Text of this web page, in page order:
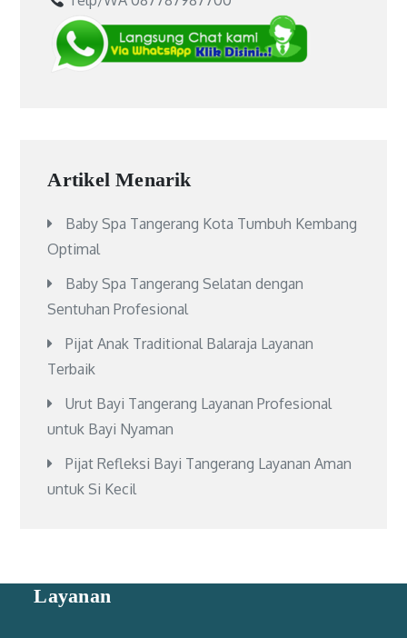
Artikel Menarik
Baby Spa Tangerang Kota Tumbuh Kembang
Optimal
Baby Spa Tangerang Selatan dengan
Sentuhan Profesional
Pijat Anak Traditional Balaraja Layanan
Terbaik
Urut Bayi Tangerang Layanan Profesional
untuk Bayi Nyaman
Pijat Refleksi Bayi Tangerang Layanan Aman
untuk Si Kecil
Layanan